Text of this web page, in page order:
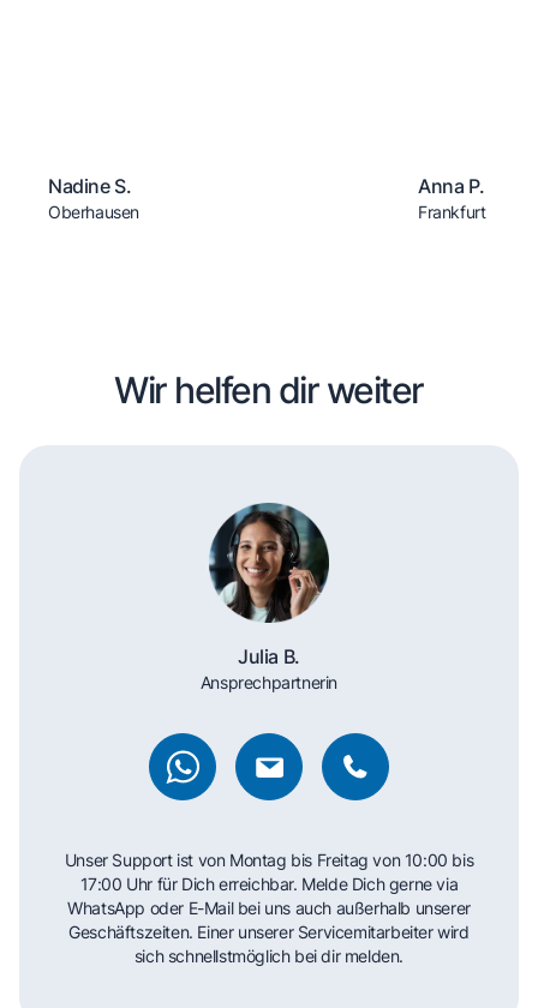
Nadine S.
Oberhausen
Anna P.
Frankfurt
Wir helfen dir weiter
Julia B.
Ansprechpartnerin
Unser Support ist von Montag bis Freitag von 10:00 bis
17:00 Uhr für Dich erreichbar. Melde Dich gerne via
WhatsApp oder E-Mail bei uns auch außerhalb unserer
Geschäftszeiten. Einer unserer Servicemitarbeiter wird
sich schnellstmöglich bei dir melden.